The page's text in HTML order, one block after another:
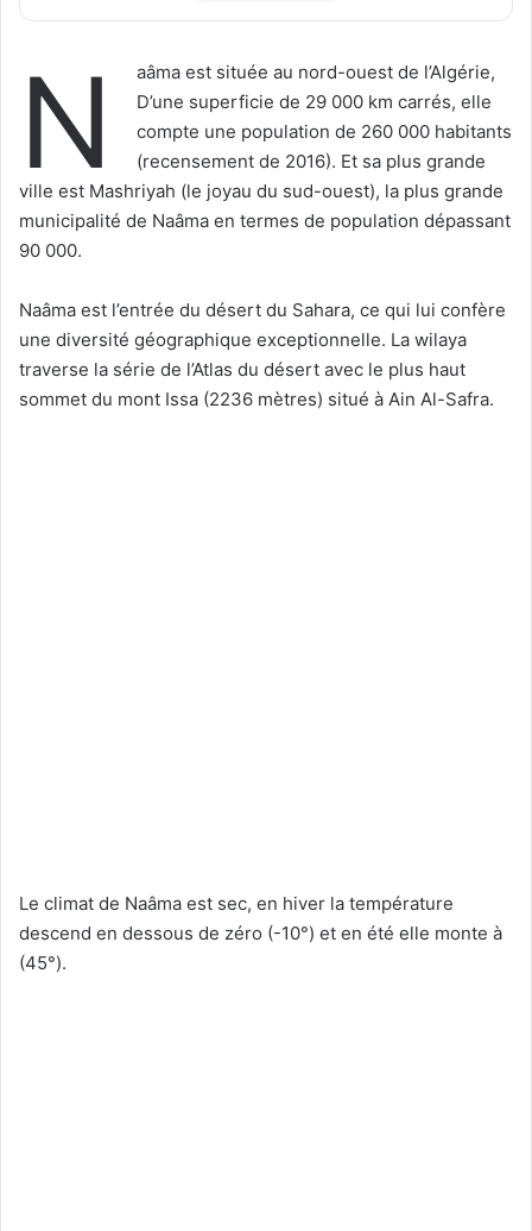
N
aâma est située au nord-ouest de l’Algérie,
D’une superficie de 29 000 km carrés, elle
compte une population de 260 000 habitants
(recensement de 2016). Et sa plus grande
ville est Mashriyah (le joyau du sud-ouest), la plus grande
municipalité de Naâma en termes de population dépassant
90 000.
Naâma est l’entrée du désert du Sahara, ce qui lui confère
une diversité géographique exceptionnelle. La wilaya
traverse la série de l’Atlas du désert avec le plus haut
sommet du mont Issa (2236 mètres) situé à Ain Al-Safra.
Le climat de Naâma est sec, en hiver la température
descend en dessous de zéro (-10°) et en été elle monte à
(45°).